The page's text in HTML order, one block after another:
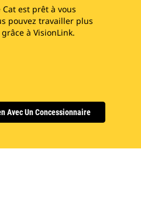
est prêt à vous
pouvez travailler plus
à VisionLink.
Avec Un Concessionnaire